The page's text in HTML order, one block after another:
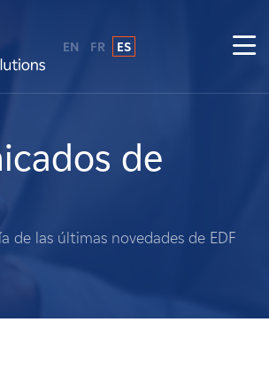
EN FR ES
de
de las últimas novedades de EDF